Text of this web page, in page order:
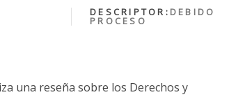
DESCRIPTOR: DEBIDO
PROCESO
una reseña sobre los Derechos y